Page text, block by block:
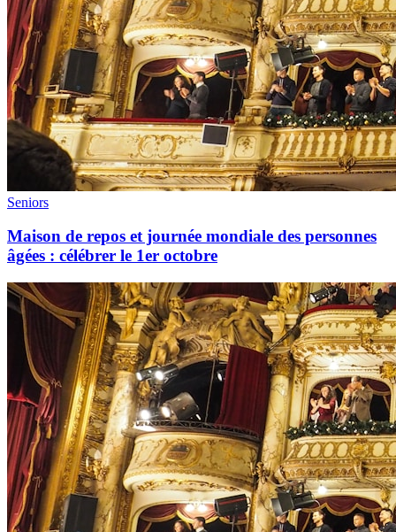
Seniors
Maison de repos et journée mondiale des personnes
âgées : célébrer le 1er octobre